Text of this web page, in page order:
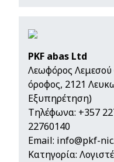
PKF abas Ltd
Λεωφόρος
όροφος, 2121
Εξυπηρέτηση)
Τηλέφωνα: +357
22760140
Email: info@pkf-
Κατηγορία: